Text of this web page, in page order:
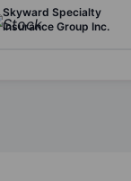
Skyward Specialty
Insurance Group Inc.